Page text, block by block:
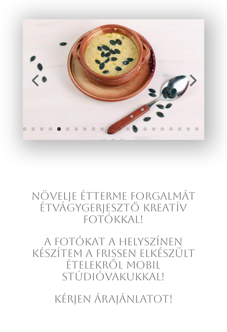
NÖVELJE ÉTTERME FORGALMÁT
ÉTVÁGYGERJESZTŐ KREATÍV
FOTÓKKAL!
A FOTÓKAT A HELYSZÍNEN
KÉSZÍTEM A FRISSEN ELKÉSZÜLT
ÉTELEKRŐL MOBIL
STÚDIÓVAKUKKAL!
KÉRJEN ÁRAJÁNLATOT!